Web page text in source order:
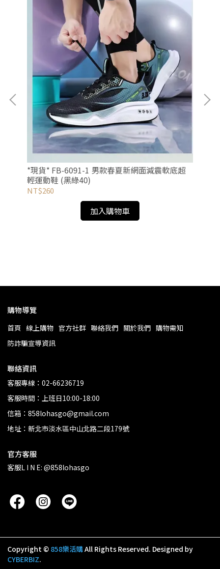
*現貨* FB-6091-1 男款春夏新網面減震軟底超
輕運動鞋 (黑綠40)
NT$260
加入購物車
巾
購物導覽
首頁 線上購物 官方社群 聯絡我們 關於我們 購物需知
防詐騙宣導資訊
聯絡資訊
客服專線：02-66236719
客服時間：上班日10:00-18:00
信箱：858lohasgo@gmail.com
地址：新北市淡水區中山北路二段179號
官方客服
客服L I N E: @858lohasgo
Copyright © 858樂活購All Rights Reserved. Designed by
CYBERBIZ.